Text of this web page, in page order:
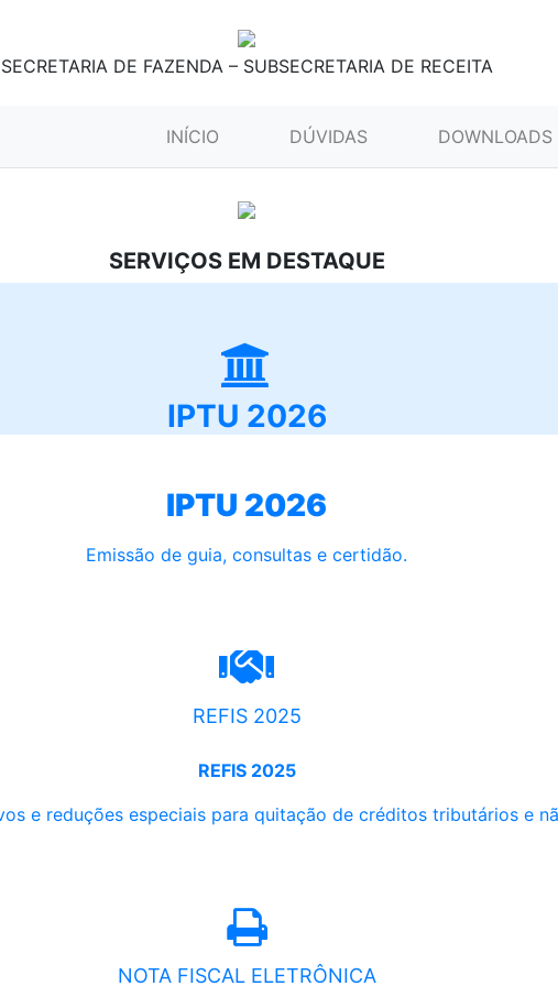
SECRETARIA DE FAZENDA – SUBSECRETARIA DE RECEITA
INÍCIO (CURRENT)DÚVIDAS DOWNLOADS
SERVIÇOS EM DESTAQUE
IPTU 2026
IPTU 2026
Emissão de guia, consultas e certidão.
REFIS 2025
REFIS 2025
e reduções especiais para quitação de créditos tributários e
NOTA FISCAL ELETRÔNICA